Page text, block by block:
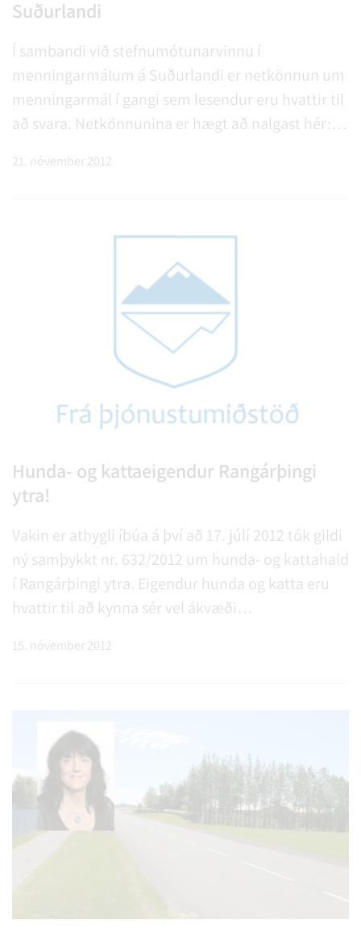
Suðurlandi
Í sambandi við stefnumótunarvinnu í
menningarmálum á Suðurlandi er netkönnun um
menningarmál í gangi sem lesendur eru hvattir til
að svara. Netkönnunina er hægt að nalgast hér:
heimasiðu Menningarráðs Suðurlands
21. nóvember 2012
Hunda- og kattaeigendur Rangárþingi
ytra!
Vakin er athygli íbúa á því að 17. júlí 2012 tók gildi
ný samþykkt nr. 632/2012 um hunda- og kattahald
í Rangárþingi ytra. Eigendur hunda og katta eru
hvattir til að kynna sér vel ákvæði
heimasíðu Rangárþings ytra og skrá öll leyfisskyld
15. nóvember 2012